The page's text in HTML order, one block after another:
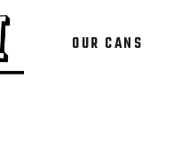
OUR CANS